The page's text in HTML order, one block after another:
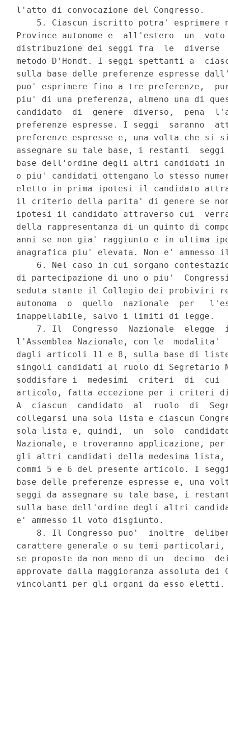
l'atto di convocazione del Congresso.
5. Ciascun iscritto potra' esprimere
Province autonome e  all'estero  un
distribuzione dei seggi fra  le  diverse
metodo D'Hondt. I seggi spettanti a
sulla base delle preferenze espresse
puo' esprimere fino a tre preferenze,
piu' di una preferenza, almeno una di
candidato  di  genere  diverso,  pena
preferenze espresse. I seggi  saranno
preferenze espresse e, una volta che
assegnare su tale base, i restanti
base dell'ordine degli altri candidati in
o piu' candidati ottengano lo stesso
eletto in prima ipotesi il candidato
il criterio della parita' di genere se
ipotesi il candidato attraverso cui
della rappresentanza di un quinto di
anni se non gia' raggiunto e in ultima
anagrafica piu' elevata. Non e'
6. Nel caso in cui sorgano
di partecipazione di uno o piu'
seduta stante il Collegio dei probiviri
autonoma  o  quello  nazionale  per
inappellabile, salvo i limiti di legge.
7. Il  Congresso  Nazionale  elegge
l'Assemblea Nazionale, con le
dagli articoli 11 e 8, sulla base di
singoli candidati al ruolo di Segretario
soddisfare i  medesimi  criteri  di  cui
articolo, fatta eccezione per i criteri
A  ciascun  candidato  al  ruolo  di
collegarsi una sola lista e ciascun
sola lista e, quindi,  un  solo
Nazionale, e troveranno applicazione,
gli altri candidati della medesima
commi 5 e 6 del presente articolo. I
base delle preferenze espresse e, una
seggi da assegnare su tale base, i
sulla base dell'ordine degli altri
e' ammesso il voto disgiunto.
8. Il Congresso puo'  inoltre
carattere generale o su temi particolari,
se proposte da non meno di un  decimo
approvate dalla maggioranza assoluta dei
vincolanti per gli organi da esso